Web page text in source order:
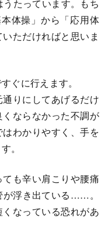
たっています。もち
体操」から「応用体
ただければと思いま
ぐに行えます。
りにしてあげるだけ
ならなかった不調が
わかりやすく、手を
。
も辛い肩こりや腰痛
が浮き出ている……。
なっている恐れがあ